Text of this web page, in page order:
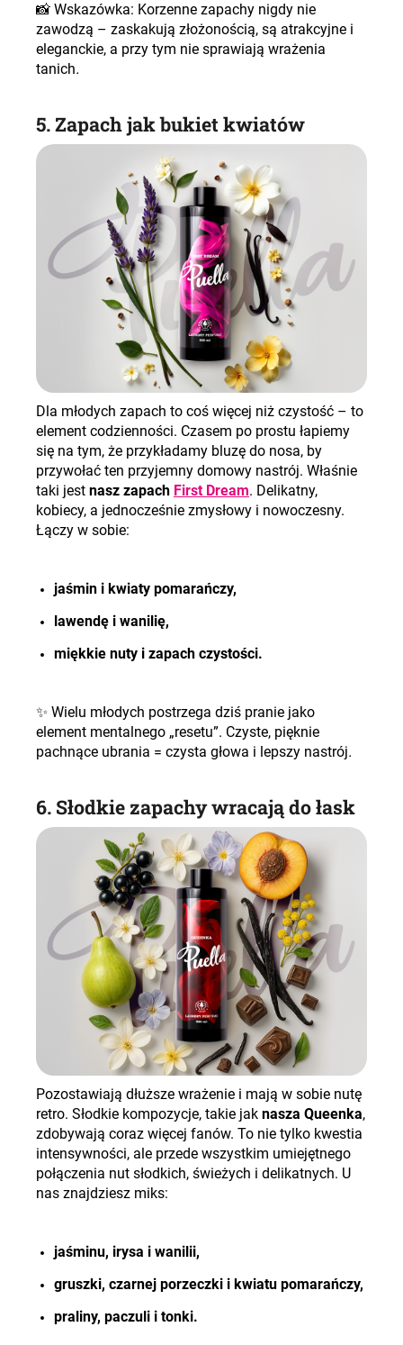
📸 Wskazówka: Korzenne zapachy nigdy nie
zawodzą – zaskakują złożonością, są atrakcyjne i
eleganckie, a przy tym nie sprawiają wrażenia
tanich.
5. Zapach jak bukiet kwiatów
Dla młodych zapach to coś więcej niż czystość – to
element codzienności. Czasem po prostu łapiemy
się na tym, że przykładamy bluzę do nosa, by
przywołać ten przyjemny domowy nastrój. Właśnie
taki jest nasz zapach First Dream. Delikatny,
kobiecy, a jednocześnie zmysłowy i nowoczesny.
Łączy w sobie:
jaśmin i kwiaty pomarańczy,
lawendę i wanilię,
miękkie nuty i zapach czystości.
✨ Wielu młodych postrzega dziś pranie jako
element mentalnego „resetu”. Czyste, pięknie
pachnące ubrania = czysta głowa i lepszy nastrój.
6. Słodkie zapachy wracają do łask
Pozostawiają dłuższe wrażenie i mają w sobie nutę
retro. Słodkie kompozycje, takie jak nasza Queenka,
zdobywają coraz więcej fanów. To nie tylko kwestia
intensywności, ale przede wszystkim umiejętnego
połączenia nut słodkich, świeżych i delikatnych. U
nas znajdziesz miks:
jaśminu, irysa i wanilii,
gruszki, czarnej porzeczki i kwiatu pomarańczy,
praliny, paczuli i tonki.